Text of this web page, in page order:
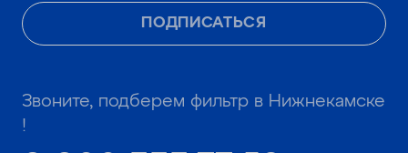
ПОДПИСАТЬСЯ
Звоните, подберем фильтр в Нижнекамске
!